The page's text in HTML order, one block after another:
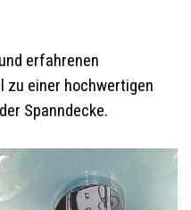
erfahrenen
zu einer hochwertigen
Spanndecke.